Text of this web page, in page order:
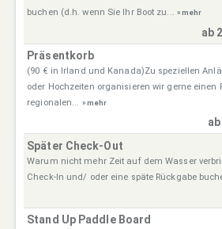
buchen (d.h. wenn Sie Ihr Boot zu... » mehr
ab
Präsentkorb
(90 € in Irland und Kanada)Zu speziellen
oder Hochzeiten organisieren wir gerne einen
regionalen... » mehr
Später Check-Out
Warum nicht mehr Zeit auf dem Wasser
Check-In und/ oder eine späte Rückgabe
Stand Up Paddle Board